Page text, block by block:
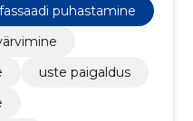
fassaadi puhastamine
uste paigaldus